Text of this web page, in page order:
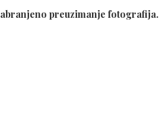
preuzimanje fotografija.